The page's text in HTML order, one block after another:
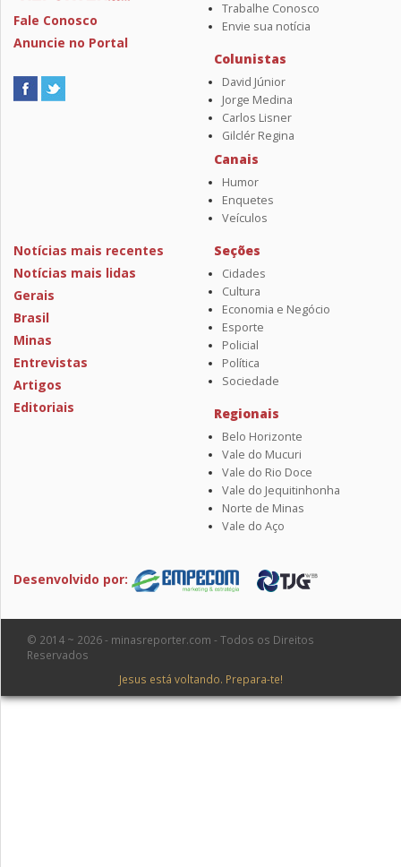
Fale Conosco
Anuncie no Portal
Trabalhe Conosco
Envie sua notícia
Colunistas
David Júnior
Jorge Medina
Carlos Lisner
Gilclér Regina
Canais
Humor
Enquetes
Veículos
Notícias mais recentes
Notícias mais lidas
Gerais
Brasil
Minas
Entrevistas
Artigos
Editoriais
Seções
Cidades
Cultura
Economia e Negócio
Esporte
Policial
Política
Sociedade
Regionais
Belo Horizonte
Vale do Mucuri
Vale do Rio Doce
Vale do Jequitinhonha
Norte de Minas
Vale do Aço
Desenvolvido por:
© 2014 ~ 2026 - minasreporter.com - Todos os Direitos
Reservados
Jesus está voltando. Prepara-te!